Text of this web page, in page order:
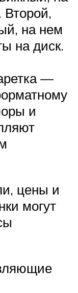
Второй,
на нем
на диск.
—
и
цены и
могут